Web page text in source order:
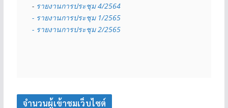
- รายงานการประชุม 4/2564
- รายงานการประชุม 1/2565
- รายงานการประชุม 2/2565
จำนวนผู้เข้าชมเว็บไซต์